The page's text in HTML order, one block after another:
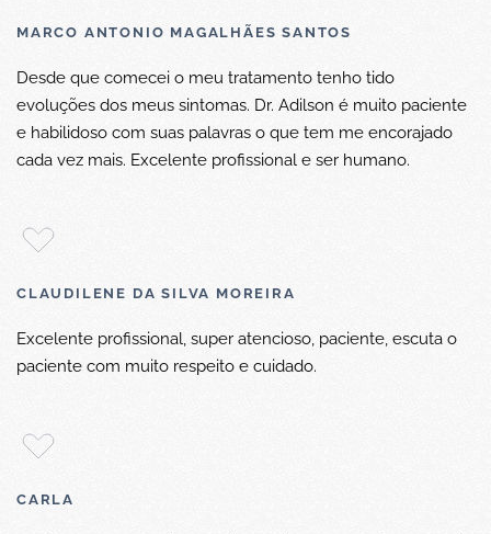
MARCO ANTONIO MAGALHÃES SANTOS
Desde que comecei o meu tratamento tenho tido
evoluções dos meus sintomas. Dr. Adilson é muito paciente
e habilidoso com suas palavras o que tem me encorajado
cada vez mais. Excelente profissional e ser humano.
CLAUDILENE DA SILVA MOREIRA
Excelente profissional, super atencioso, paciente, escuta o
paciente com muito respeito e cuidado.
CARLA